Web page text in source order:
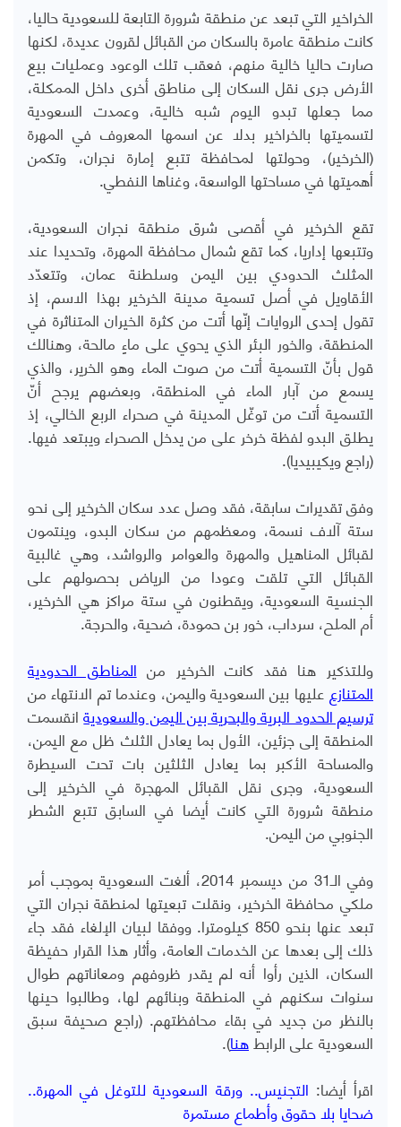
الخراخير التي تبعد عن منطقة شرورة التابعة للسعودية حاليا،
كانت منطقة عامرة بالسكان من القبائل لقرون عديدة، لكنها
صارت حاليا خالية منهم، فعقب تلك الوعود وعمليات بيع
الأرض جرى نقل السكان إلى مناطق أخرى داخل الممكلة،
مما جعلها تبدو اليوم شبه خالية، وعمدت السعودية
لتسميتها بالخراخير بدلا عن اسمها المعروف في المهرة
(الخرخير)، وحولتها لمحافظة تتبع إمارة نجران، وتكمن
أهميتها في مساحتها الواسعة، وغناها النفطي.
تقع الخرخير في أقصى شرق منطقة نجران السعودية،
وتتبعها إداريا، كما تقع شمال محافظة المهرة، وتحديدا عند
المثلث الحدودي بين اليمن وسلطنة عمان، وتتعدّد
الأقاويل في أصل تسمية مدينة الخرخير بهذا الاسم، إذ
تقول إحدى الروايات إنّها أتت من كثرة الخيران المتناثرة في
المنطقة، والخور البئر الذي يحوي على ماءٍ مالحة، وهنالك
قول بأنّ التسمية أتت من صوت الماء وهو الخرير، والذي
يسمع من آبار الماء في المنطقة، وبعضهم يرجح أنّ
التسمية أتت من توغّل المدينة في صحراء الربع الخالي، إذ
يطلق البدو لفظة خرخر على من يدخل الصحراء ويبتعد فيها.
(راجع ويكيبيديا).
وفق تقديرات سابقة، فقد وصل عدد سكان الخرخير إلى نحو
ستة آلاف نسمة، ومعظمهم من سكان البدو، وينتمون
لقبائل المناهيل والمهرة والعوامر والرواشد، وهي غالبية
القبائل التي تلقت وعودا من الرياض بحصولهم على
الجنسية السعودية، ويقطنون في ستة مراكز هي الخرخير،
أم الملح، سرداب، خور بن حمودة، ضحية، والحرجة.
وللتذكير هنا فقد كانت الخرخير من المناطق الحدودية
المتنازععليها بين السعودية واليمن، وعندما تم الانتهاء من
ترسيم الحدود البرية والبحرية بين اليمن والسعوديةانقسمت
المنطقة إلى جزئين، الأول بما يعادل الثلث ظل مع اليمن،
والمساحة الأكبر بما يعادل الثلثين بات تحت السيطرة
السعودية، وجرى نقل القبائل المهجرة في الخرخير إلى
منطقة شرورة التي كانت أيضا في السابق تتبع الشطر
الجنوبي من اليمن.
وفي الـ31 من ديسمبر 2014، ألغت السعودية بموجب أمر
ملكي محافظة الخرخير، ونقلت تبعيتها لمنطقة نجران التي
تبعد عنها بنحو 850 كيلومترا. ووفقا لبيان الإلغاء فقد جاء
ذلك إلى بعدها عن الخدمات العامة، وأثار هذا القرار حفيظة
السكان، الذين رأوا أنه لم يقدر ظروفهم ومعاناتهم طوال
سنوات سكنهم في المنطقة وبنائهم لها، وطالبوا حينها
بالنظر من جديد في بقاء محافظتهم. (راجع صحيفة سبق
السعودية على الرابطهنا).
اقرأ أيضا: التجنيس.. ورقة السعودية للتوغل في المهرة..
ضحايا بلا حقوق وأطماع مستمرة